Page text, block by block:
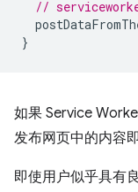
//
}
如果 Service
发布网页中的内容即
即使用户似乎具有